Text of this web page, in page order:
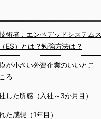
術者：エンベデッドシステムス
ES）とは？勉強方法は？
が小さい外資企業のいいとこ
ろ
した所感（入社～3か月目）
た感想（1年目）